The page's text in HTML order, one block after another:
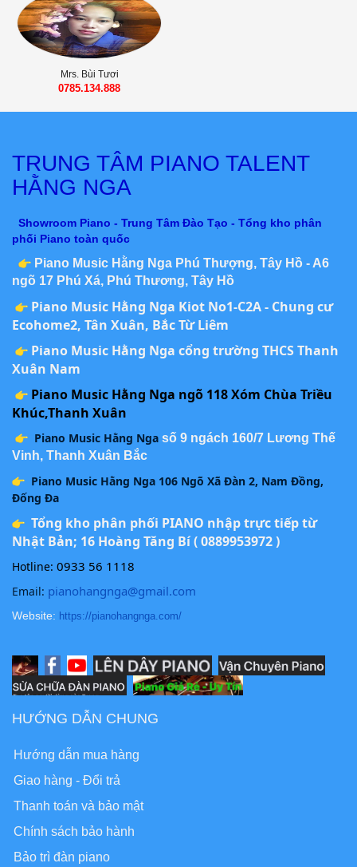
Mrs. Bùi Tươi
0785.134.888
TRUNG TÂM PIANO TALENT
HẰNG NGA
Showroom Piano - Trung Tâm Đào Tạo - Tổng kho phân
phối Piano toàn quốc
Piano Music Hằng Nga Phú Thượng, Tây Hồ - A6
ngõ 17 Phú Xá, Phú Thương, Tây Hồ
Piano Music Hằng Nga Kiot No1-C2A - Chung cư
Ecohome2, Tân Xuân, Bắc Từ Liêm
Piano Music Hằng Nga cổng trường THCS Thanh
Xuân Nam
Piano Music Hằng Nga ngõ 118 Xóm Chùa Triều
Khúc,Thanh Xuân
Piano Music Hằng Nga số 9 ngách 160/7 Lương Thế
Vinh, Thanh Xuân Bắc
Piano Music Hằng Nga 106 Ngõ Xã Đàn 2, Nam Đồng,
Đống Đa
Tổng kho phân phối PIANO nhập trực tiếp từ
Nhật Bản; 16 Hoàng Tăng Bí ( 0889953972 )
Hotline: 0933 56 1118
Email: pianohangnga@gmail.com
Website: https://pianohangnga.com/
HƯỚNG DẪN CHUNG
Hướng dẫn mua hàng
Giao hàng - Đổi trả
Thanh toán và bảo mật
Chính sách bảo hành
Bảo trì đàn piano